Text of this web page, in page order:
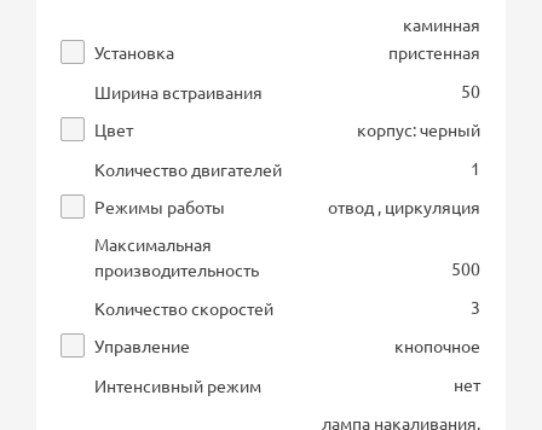
Установка
каминная
пристенная
Ширина встраивания
50
Цвет
корпус: черный
Количество двигателей
1
Режимы работы
отвод , циркуляция
Максимальная
производительность
500
Количество скоростей
3
Управление
кнопочное
Интенсивный режим
нет
лампа накаливания,